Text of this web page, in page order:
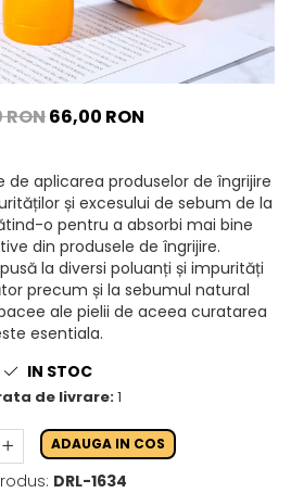
66,00 RON
de aplicarea produselor de îngrijire
și excesului de sebum de la
o pentru a absorbi mai bine
din produsele de îngrijire.
la diversi poluanți și impurități
precum și la sebumul natural
ale pielii de aceea curatarea
esentiala.
IN STOC
de livrare:1
ADAUGA IN COS
DRL-1634